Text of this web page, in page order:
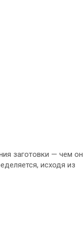
заготовки — чем он
исходя из